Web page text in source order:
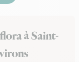
à Saint-